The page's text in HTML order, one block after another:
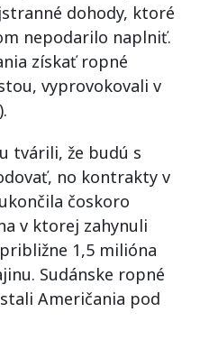
dohody, ktoré
nepodarilo naplniť.
získať ropné
vyprovokovali v
tvárili, že budú s
no kontrakty v
čoskoro
v ktorej zahynuli
1,5 milióna
Sudánske ropné
Američania pod